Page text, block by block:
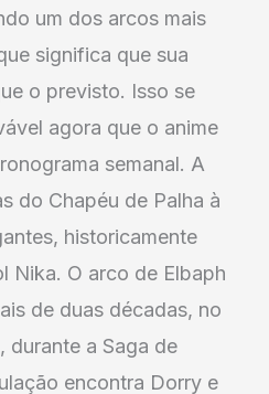
um dos arcos mais
significa que sua
o previsto. Isso se
agora que o anime
semanal. A
do Chapéu de Palha à
historicamente
Nika. O arco de Elbaph
de duas décadas, no
durante a Saga de
encontra Dorry e